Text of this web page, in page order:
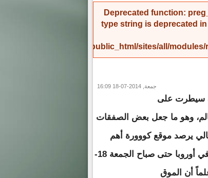
Deprecated function:
type string is deprecated in
/home/amicinf1/public_html/sites/all/
جمعة, 2014-07-18 16:09
سيطرت على
وهو ما جعل بعض الصفقات
يرصد موقع كووورة أهم
الانتقالات الرسمية التي حدثت في أوروبا حتى صباح الجمعة 18-